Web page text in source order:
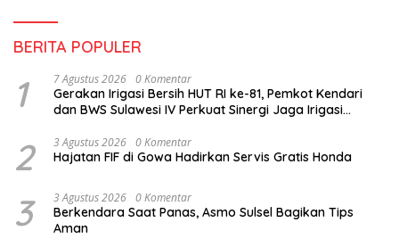
BERITA POPULER
1 7 Agustus 2026 0 Komentar
Gerakan Irigasi Bersih HUT RI ke-81, Pemkot Kendari
dan BWS Sulawesi IV Perkuat Sinergi Jaga Irigasi
2 3 Agustus 2026 0 Komentar
Hajatan FIF di Gowa Hadirkan Servis Gratis Honda
3 3 Agustus 2026 0 Komentar
Berkendara Saat Panas, Asmo Sulsel Bagikan Tips
Aman